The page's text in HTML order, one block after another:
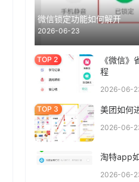
微信锁定功能如何解开
2026-06-23
《微信》
程
2026-06-
美团如何
2026-06-
淘特app
2026-06-